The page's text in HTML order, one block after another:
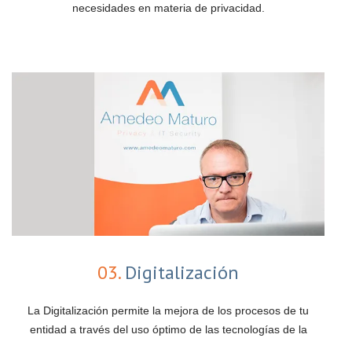
necesidades en materia de privacidad.
03.Digitalización
La Digitalización permite la mejora de los procesos de tu
entidad a través del uso óptimo de las tecnologías de la